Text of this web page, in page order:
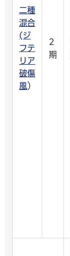
二種
混合
(ジ
フテ
リア
破傷
風 ）
2
期